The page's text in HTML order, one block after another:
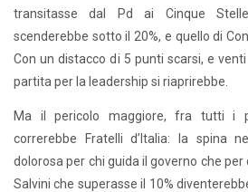
transitasse dal Pd ai Cinque
scenderebbe sotto il 20%, e quello di
Con un distacco di 5 punti scarsi, e
partita per la leadership si riaprirebbe.
Ma il pericolo maggiore, fra tutti i
correrebbe Fratelli d’Italia: la spina
dolorosa per chi guida il governo che per
Salvini che superasse il 10%